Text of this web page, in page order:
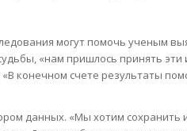
могут помочь ученым
«нам пришлось принять
конечном счете результаты
данных. «Мы хотим